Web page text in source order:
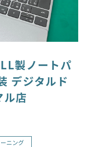
製ノートパ
デジタルド
ル店
ニング